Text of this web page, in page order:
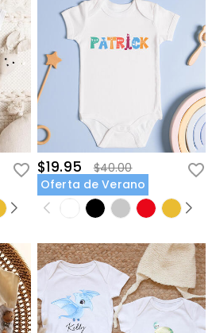
$19.95
$40.00
Oferta de Verano